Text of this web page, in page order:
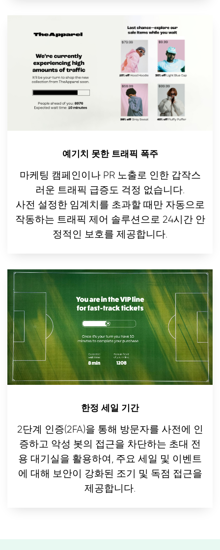
예기치 못한 트래픽 폭주
마케팅 캠페인이나 PR 노출로 인한 갑작스
러운 트래픽 급증도 걱정 없습니다.
사전 설정한 임계치를 초과할 때만 자동으로
작동하는 트래픽 제어 솔루션으로 24시간 안
정적인 보호를 제공합니다.
한정 세일 기간
2단계 인증(2FA)을 통해 방문자를 사전에 인
증하고 악성 봇의 접근을 차단하는 초대 전
용 대기실을 활용하여, 주요 세일 및 이벤트
에 대해 보안이 강화된 조기 및 독점 접근을
제공합니다.